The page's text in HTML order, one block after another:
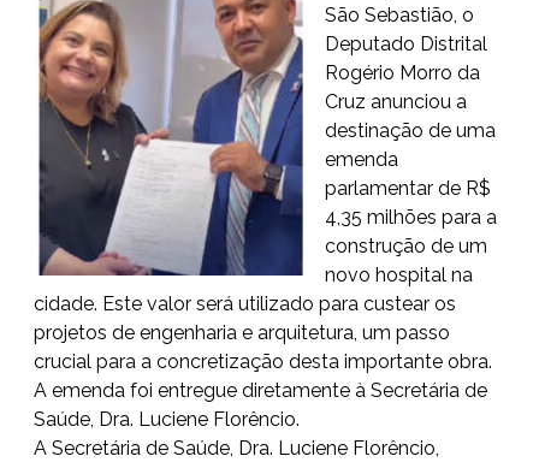
São Sebastião, o
Deputado Distrital
Rogério Morro da
Cruz anunciou a
destinação de uma
emenda
parlamentar de R$
4,35 milhões para a
construção de um
novo hospital na
cidade. Este valor será utilizado para custear os
projetos de engenharia e arquitetura, um passo
crucial para a concretização desta importante obra.
A emenda foi entregue diretamente à Secretária de
Saúde, Dra. Luciene Florêncio.
A Secretária de Saúde, Dra. Luciene Florêncio,